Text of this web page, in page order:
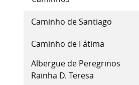
Caminho de Santiago
Caminho de Fátima
Albergue de Peregrinos
Rainha D. Teresa